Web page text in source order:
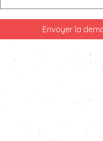
Envoyer la